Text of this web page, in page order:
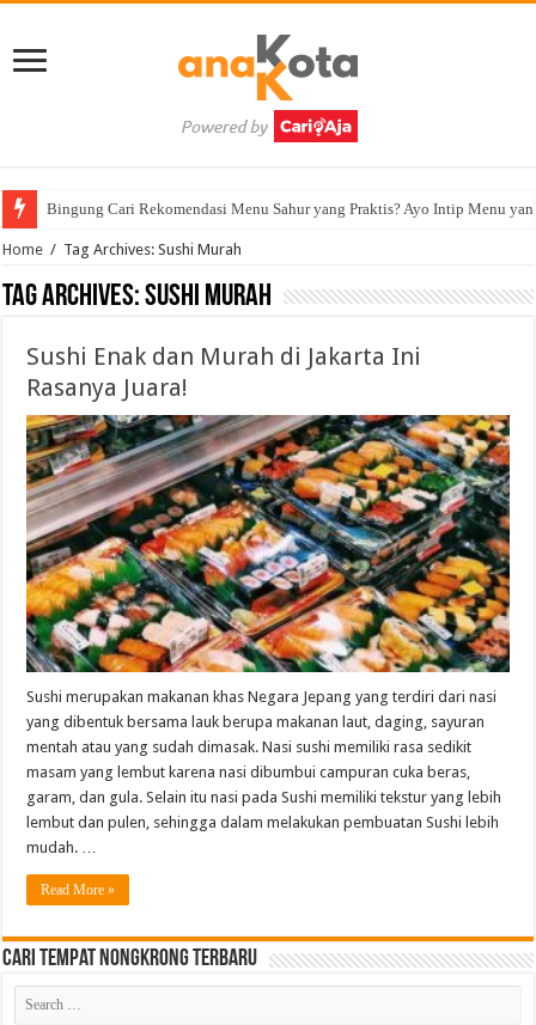
Bingung Cari Rekomendasi Menu Sahur yang Praktis? Ayo Intip Menu
Home / Tag Archives: Sushi Murah
Tag Archives:Sushi Murah
Sushi Enak dan Murah di Jakarta Ini
Rasanya Juara!
Sushi merupakan makanan khas Negara Jepang yang terdiri dari nasi
yang dibentuk bersama lauk berupa makanan laut, daging, sayuran
mentah atau yang sudah dimasak. Nasi sushi memiliki rasa sedikit
masam yang lembut karena nasi dibumbui campuran cuka beras,
garam, dan gula. Selain itu nasi pada Sushi memiliki tekstur yang lebih
lembut dan pulen, sehingga dalam melakukan pembuatan Sushi lebih
mudah. …
Read More »
Cari Tempat Nongkrong Terbaru